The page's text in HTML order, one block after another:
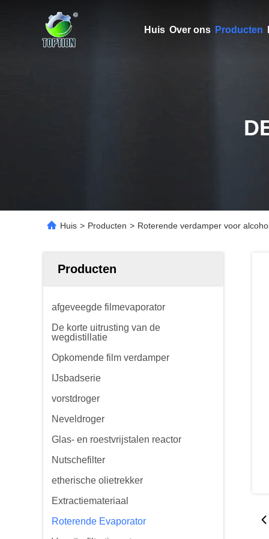
Huis Over ons Producten
Huis > Producten > Roterende verdamper voor
Producten
afgeveegde filmevaporator
De korte uitrusting van de
wegdistillatie
Opkomende film verdamper
IJsbadserie
vorstdroger
Neveldroger
Glas- en roestvrijstalen reactor
Nutschefilter
etherische olietrekker
Extractiemateriaal
Roterende Evaporator